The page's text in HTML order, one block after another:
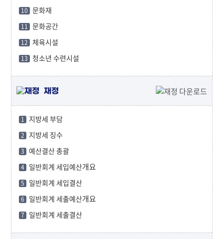
10 문화재
11 문화공간
12 체육시설
13 청소년 수련시설
재정
1 지방세 부담
2 지방세 징수
3 예산결산 총괄
4 일반회계 세입예산개요
5 일반회계 세입결산
6 일반회계 세출예산개요
7 일반회계 세출결산